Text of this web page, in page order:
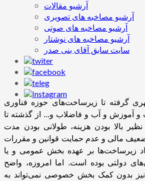
آرشیو مقالات
آرشیو مصاخبه های تصویری
آرشیو مصاخبه های صوتی
آرشیو مصاخبه های نوشتار
سایت سابق آقای بنی صدر
گرفته تا زیرساخت‌های حوزه فناوری
و آموزش و آب و فاضلاب و... از گذشته تا
نظیر بالا بودن هزینه، طولانی بودن مدت
مالی و عدم حمایت قوانین و مقررات
زیرساخت‌ها بر عهده بخش عمومی و یا
دولتی بوده است. اما امروزه، واضح
بدون کمک بخش خصوصی نمی‌تواند به